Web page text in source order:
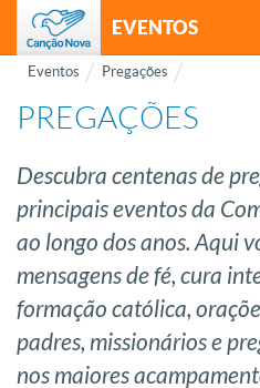
EVENTOS
Eventos Pregações
PREGAÇÕES
Descubra centenas de
principais eventos da
ao longo dos anos. Aqui
mensagens de fé, cura
formação católica,
padres, missionários e
nos maiores